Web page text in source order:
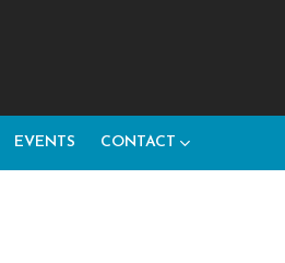
EVENTS CONTACT